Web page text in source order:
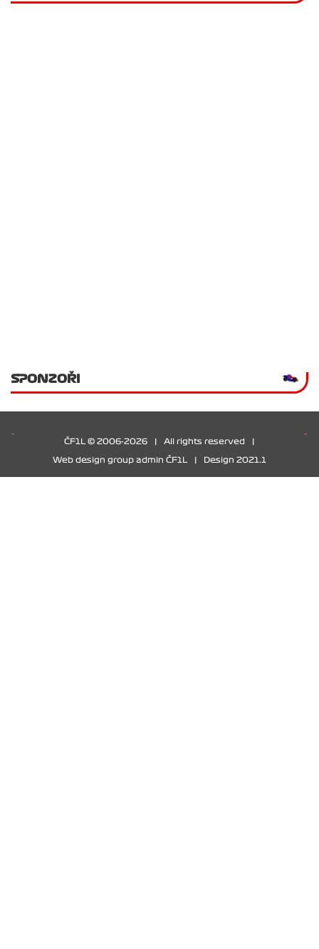
SPONZOŘI
ČF1L © 2006-2026 All rights reserved
Web design group admin ČF1L Design 2021.1